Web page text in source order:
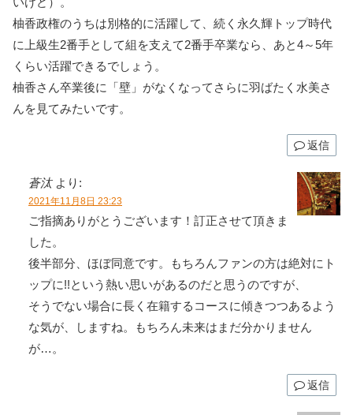
柚香政権のうちは別格的に活躍して、続く永久輝トップ時代
に上級生2番手として組を支えて2番手卒業なら、あと4～5年
くらい活躍できるでしょう。
柚香さん卒業後に「壁」がなくなってさらに羽ばたく水美さ
んを見てみたいです。
返信
蒼汰 より:
2021年11月8日 23:23
ご指摘ありがとうございます！訂正させて頂きま
した。
後半部分、ほぼ同意です。もちろんファンの方は絶対にト
ップに!!という熱い思いがあるのだと思うのですが、
そうでない場合に長く在籍するコースに傾きつつあるよう
な気が、しますね。もちろん未来はまだ分かりません
が…。
返信